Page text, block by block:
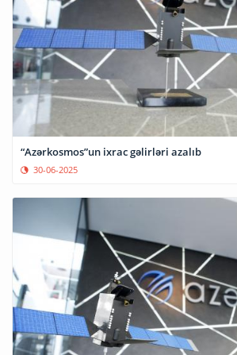
“Azərkosmos”un ixrac gəlirləri azalıb
30-06-2025